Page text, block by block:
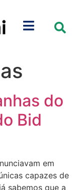
do
Bid
em
capazes de
sabemos que a